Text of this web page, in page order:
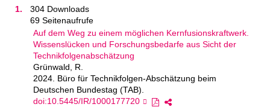
304 Downloads
69 Seitenaufrufe
Auf dem Weg zu einem möglichen Kernfusionskraftwerk.
Wissenslücken und Forschungsbedarfe aus Sicht der
Technikfolgenabschätzung
Grünwald, R.
2024. Büro für Technikfolgen-Abschätzung beim
Deutschen Bundestag (TAB).
doi:10.5445/IR/1000177720